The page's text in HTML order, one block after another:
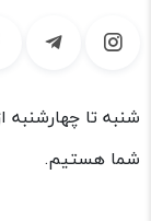
شما هستیم.